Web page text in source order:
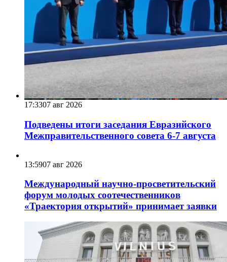
17:3307 авг 2026
Подведены итоги заседания Евразийского
Межправительственного совета 6-7 августа
13:5907 авг 2026
Международный научно-просветительский
форум молодых соотечественников
«Траектория открытий» принимает заявки